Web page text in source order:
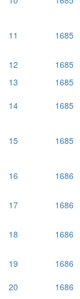
11 1685
12 1685
13
1685
14
1685
15 1685
16 1686
17 1686
18 1686
19 1686
20
1686